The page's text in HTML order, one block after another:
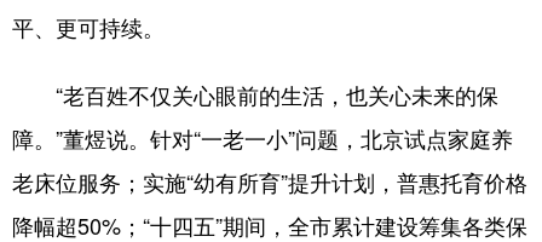
平、更可持续。
“老百姓不仅关心眼前的生活，也关心未来的保
障。”董煜说。针对“一老一小”问题，北京试点家庭养
老床位服务；实施“幼有所育”提升计划，普惠托育价格
降幅超50%；“十四五”期间，全市累计建设筹集各类保